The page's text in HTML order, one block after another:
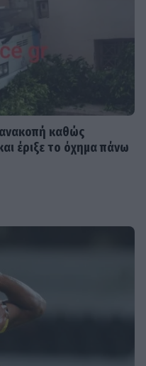
καθώς
έριξε το όχημα πάνω